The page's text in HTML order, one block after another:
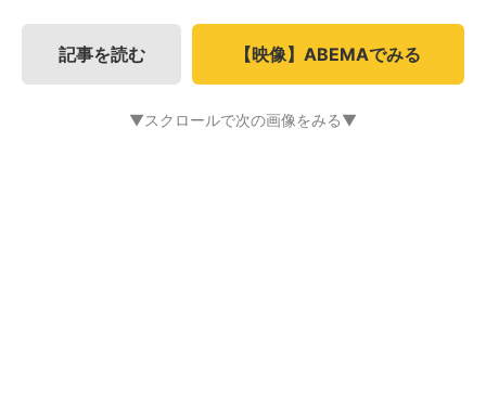
記事を読む 【映像】ABEMAでみる
▼スクロールで次の画像をみる▼